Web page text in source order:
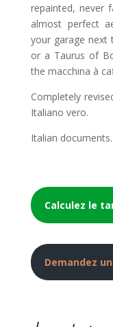
repainted, never
almost perfect
your garage next
or a Taurus of
the macchina à
Completely
Italiano vero.
Italian documents.
Calculez le
Demandez